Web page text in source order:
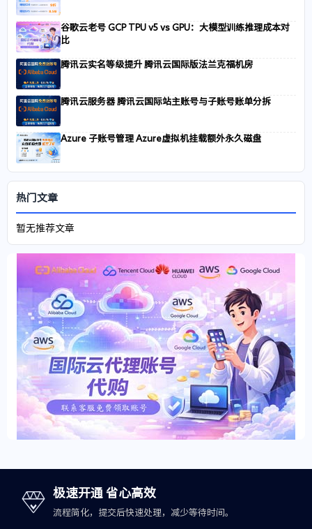
谷歌云老号 GCP TPU v5 vs GPU：大模型训练推理成本对
比
腾讯云实名等级提升 腾讯云国际版法兰克福机房
腾讯云服务器 腾讯云国际站主账号与子账号账单分拆
Azure 子账号管理 Azure虚拟机挂载额外永久磁盘
热门文章
暂无推荐文章
极速开通 省心高效
流程简化，提交后快速处理，减少等待时间。